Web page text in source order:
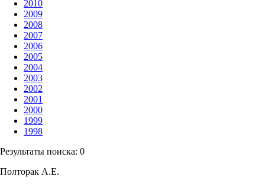
2010
2009
2008
2007
2006
2005
2004
2003
2002
2001
2000
1999
1998
Результаты поиска: 0
Полторак А.Е.